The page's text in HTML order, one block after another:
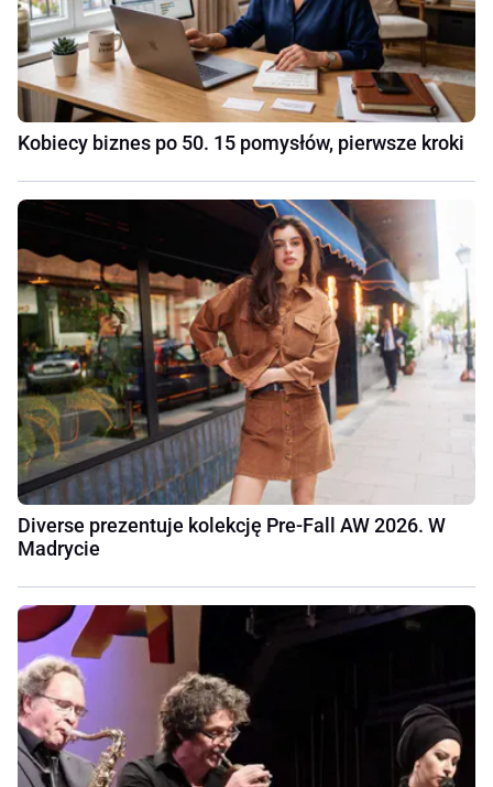
Kobiecy biznes po 50. 15 pomysłów, pierwsze kroki
Diverse prezentuje kolekcję Pre-Fall AW 2026. W
Madrycie